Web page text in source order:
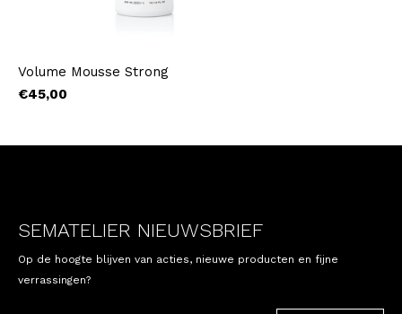
Volume Mousse Strong
€45,00
SEMATELIER NIEUWSBRIEF
Op de hoogte blijven van acties, nieuwe producten en fijne
verrassingen?